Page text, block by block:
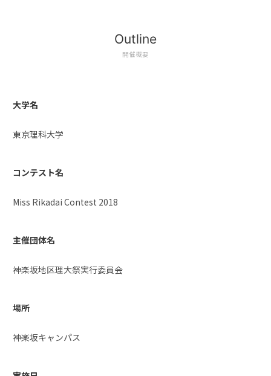
Outline
開催概要
大学名
東京理科大学
コンテスト名
Miss Rikadai Contest 2018
主催団体名
神楽坂地区理大祭実行委員会
場所
神楽坂キャンパス